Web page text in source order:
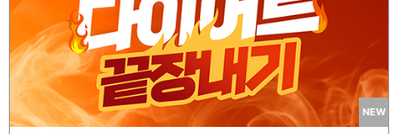
NEW